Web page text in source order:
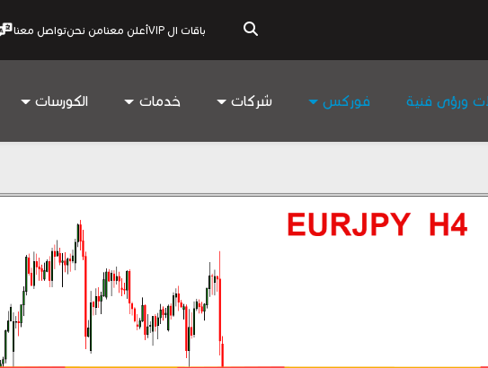
باقات ال VIP أعلن معنامن نحنتواصل معنا
ورؤى فنية فوركس شركات خدمات الكورسات